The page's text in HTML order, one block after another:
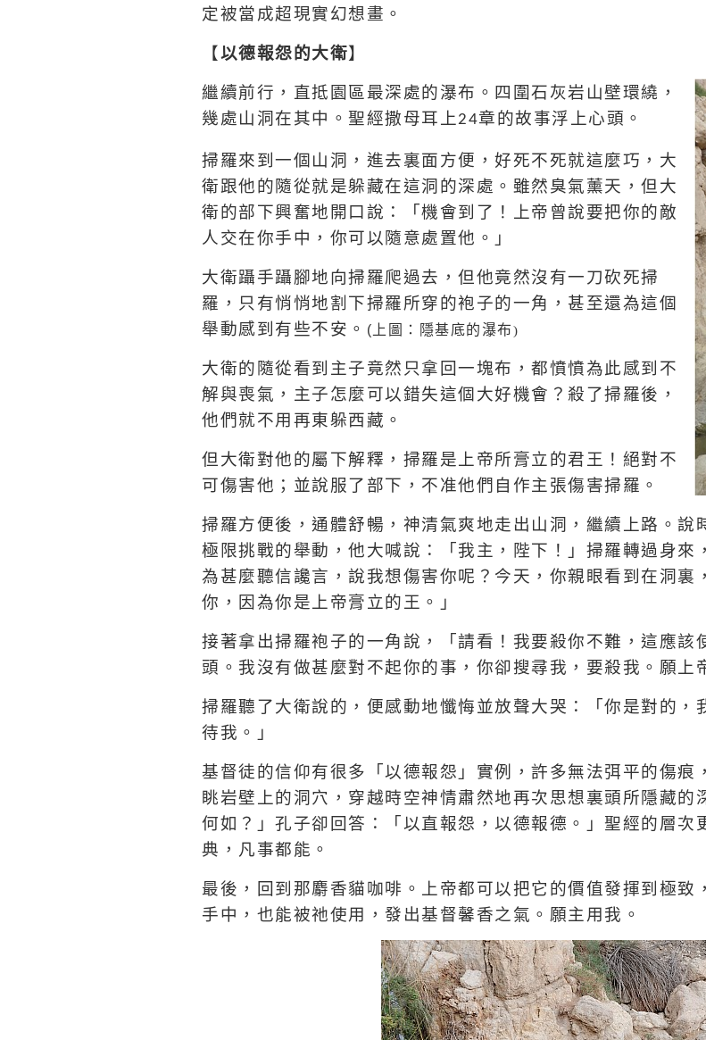
定被當成超現實幻想畫。
【以德報怨的大衛】
繼續前行，直抵園區最深處的瀑布。 四圍石灰岩 山壁環繞，
幾處山洞在其中。聖經撒母耳上24章的故事浮上心頭。
掃羅來到一個山洞，進去裏面方便，好死不死就這麼巧，大
衛跟他的隨從就是躲藏在這洞的深處。雖然臭氣薰天，但大
衛的部下興奮地開口說：「機會到了！上帝曾說要把你的敵
人交在你手中，你可以隨意處置他。」
大衛躡手躡腳地向掃羅爬過去，但他竟然沒有一刀砍死掃
羅，只有悄悄地割下掃羅所穿的袍子的一角，甚至還為這個
舉動感到有些不安。 (上 圖 ： 隱基底的瀑布)
大衛的隨從看到主子竟然只拿回一塊布，都憤憤為此感到不
解與喪氣，主子怎麼可以錯失這個大好機會？殺了掃羅後，
他們就不用再東躲西藏。
但大衛對他的屬下解釋，掃羅是上帝所膏立的君王！絕對不
可傷害他；並說服了部下，不准他們自作主張傷害掃羅。
掃羅方便後，通體舒暢，神清氣爽地走出山洞，繼續上路。說
極限挑戰的舉動，他大喊說：「我主，陛下！」掃羅轉過身來
為甚麼聽信讒言，說我想傷害你呢？今天，你親眼看到在洞裏
你，因為你是上帝膏立的王。」
接著拿出掃羅袍子的一角說，「請看！我要殺你不難，這應該
頭。我沒有做甚麼對不起你的事，你卻搜尋我，要殺我。願上
掃羅聽了大衛說的，便感動地懺悔並放聲大哭：「你是對的，
待我。」
基督徒的信仰有很多「以德報怨」實例，許多無法弭平的傷痕
眺岩壁上的洞穴，穿越時空神情肅然地再次思想裏頭所隱藏的
何如？」孔子卻回答：「以直報怨，以德報德。」聖經的層次
典，凡事都能。
最後，回到那麝香貓咖啡。上帝都可以把它的價值發揮到極致
手中，也能被祂使用，發出基督馨香之氣。願主用我。